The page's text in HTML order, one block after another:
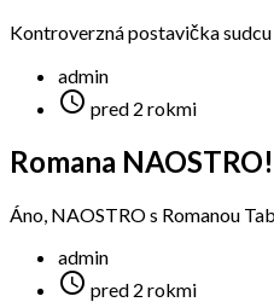
Kontroverzná postavička sudcu
admin
 pred 2 rokmi
Romana
Áno, NAOSTRO s Romanou
admin
 pred 2 rokmi